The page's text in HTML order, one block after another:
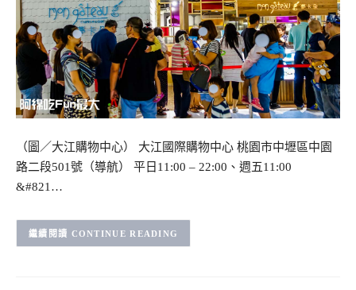
（圖／大江購物中心） 大江國際購物中心 桃園市中壢區中園
路二段501號（導航） 平日11:00 – 22:00、週五11:00
&#821…
CONTINUE READING